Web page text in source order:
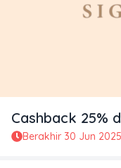
Cashback 25%
Berakhir 30 Jun 2025